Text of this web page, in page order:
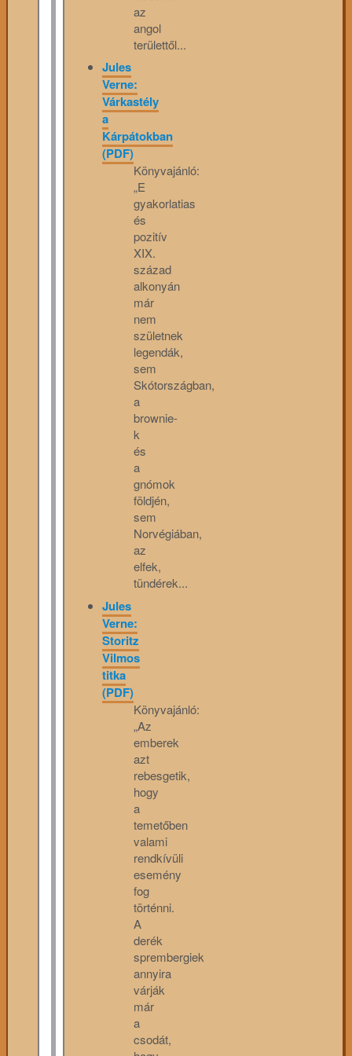
az
angol
területtől...
Jules
Verne:
Várkastély
a
Kárpátokban
(PDF)
Könyvajánló:
„E
gyakorlatias
és
pozitív
XIX.
század
alkonyán
már
nem
születnek
legendák,
sem
Skótországban,
a
brownie-
k
és
a
gnómok
földjén,
sem
Norvégiában,
az
elfek,
tündérek...
Jules
Verne:
Storitz
Vilmos
titka
(PDF)
Könyvajánló:
„Az
emberek
azt
rebesgetik,
hogy
a
temetőben
valami
rendkívüli
esemény
fog
történni.
A
derék
sprembergiek
annyira
várják
már
a
csodát,